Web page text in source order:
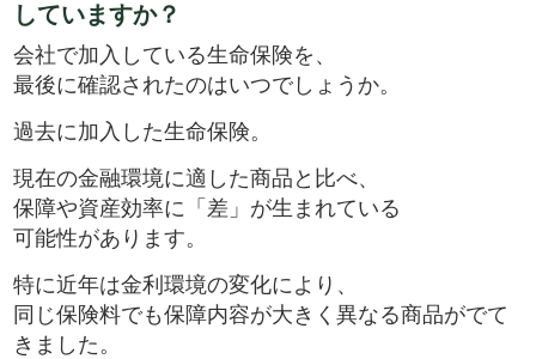
していますか？
会社で加入している生命保険を、
最後に確認されたのはいつでしょうか。
過去に加入した生命保険。
現在の金融環境に適した商品と比べ、
保障や資産効率に「差」が生まれている
可能性があります。
特に近年は金利環境の変化により、
同じ保険料でも保障内容が大きく異なる商品がでて
きました。